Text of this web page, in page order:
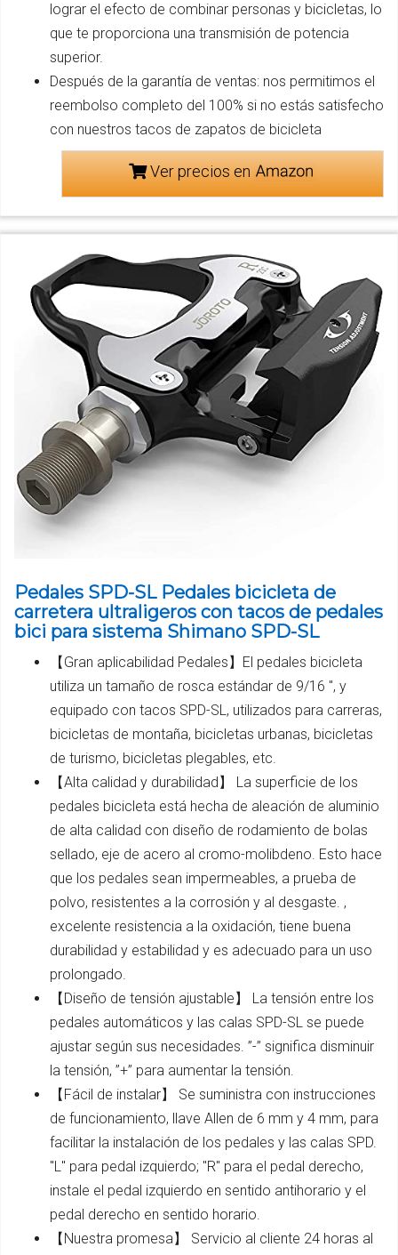
lograr el efecto de combinar personas y bicicletas, lo
que te proporciona una transmisión de potencia
superior.
Después de la garantía de ventas: nos permitimos el
reembolso completo del 100% si no estás satisfecho
con nuestros tacos de zapatos de bicicleta
Ver precios en
Pedales SPD-SL Pedales bicicleta de
carretera ultraligeros con tacos de pedales
bici para sistema Shimano SPD-SL
【Gran aplicabilidad Pedales】El pedales bicicleta
utiliza un tamaño de rosca estándar de 9/16 ", y
equipado con tacos SPD-SL, utilizados para carreras,
bicicletas de montaña, bicicletas urbanas, bicicletas
de turismo, bicicletas plegables, etc.
【Alta calidad y durabilidad】 La superficie de los
pedales bicicleta está hecha de aleación de aluminio
de alta calidad con diseño de rodamiento de bolas
sellado, eje de acero al cromo-molibdeno. Esto hace
que los pedales sean impermeables, a prueba de
polvo, resistentes a la corrosión y al desgaste. ,
excelente resistencia a la oxidación, tiene buena
durabilidad y estabilidad y es adecuado para un uso
prolongado.
【Diseño de tensión ajustable】 La tensión entre los
pedales automáticos y las calas SPD-SL se puede
ajustar según sus necesidades. ”-” significa disminuir
la tensión, ”+” para aumentar la tensión.
【Fácil de instalar】 Se suministra con instrucciones
de funcionamiento, llave Allen de 6 mm y 4 mm, para
facilitar la instalación de los pedales y las calas SPD.
"L" para pedal izquierdo; "R" para el pedal derecho,
instale el pedal izquierdo en sentido antihorario y el
pedal derecho en sentido horario.
【Nuestra promesa】 Servicio al cliente 24 horas al